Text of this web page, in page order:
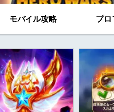
モバイル攻略 プロ